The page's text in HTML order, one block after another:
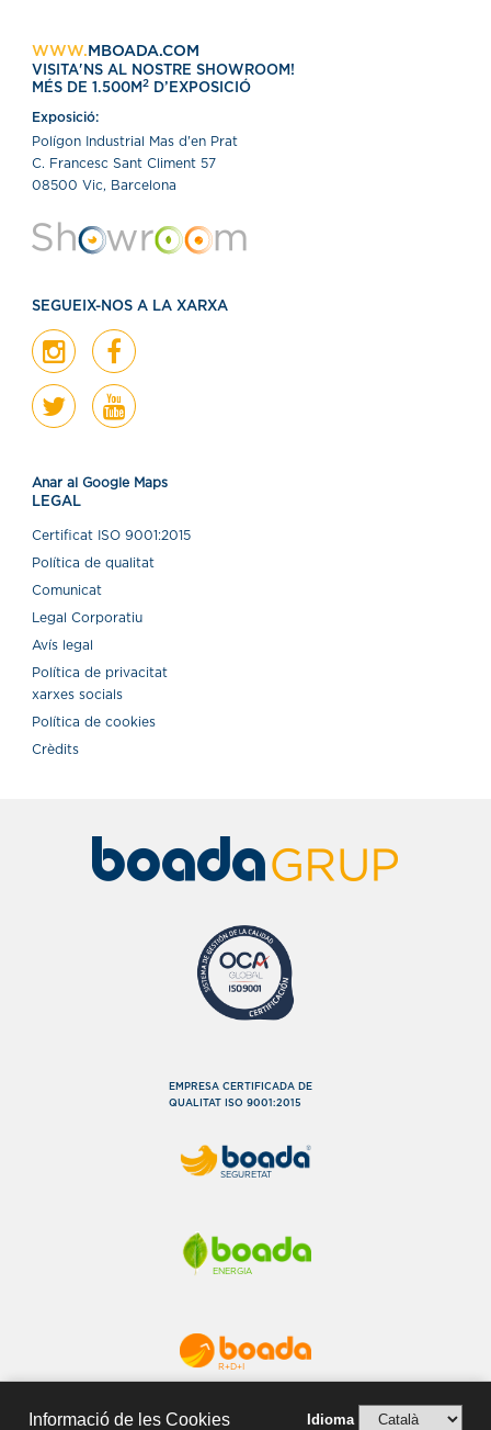
WWW. MBOADA.COM
VISITA'NS AL NOSTRE SHOWROOM!
MÉS DE 1.500M 2 D’EXPOSICIÓ
Exposició:
Polígon Industrial Mas d'en Prat
C. Francesc Sant Climent 57
08500 Vic, Barcelona
SEGUEIX-NOS A LA XARXA
Anar al Google Maps
LEGAL
Certiﬁcat ISO 9001:2015
Política de qualitat
Comunicat
Legal Corporatiu
Avís legal
Política de privacitat
xarxes socials
Política de cookies
Crèdits
EMPRESA CERTIFICADA DE
QUALITAT ISO 9001:2015
SEGURETAT
ENERGIA
R+D+I
Informació de les Cookies Idioma